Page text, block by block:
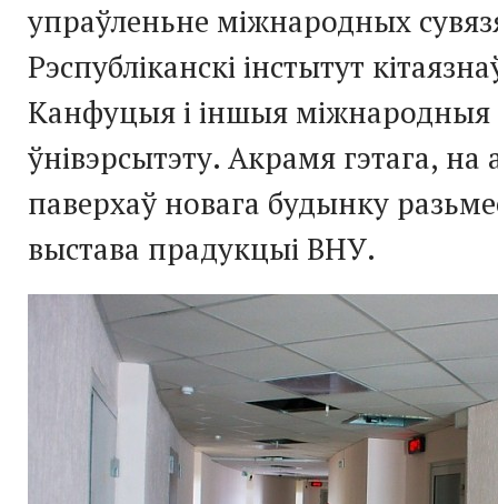
упраўленьне міжнародных
Рэспубліканскі інстытут
Канфуцыя і іншыя міжнародныя
ўнівэрсытэту. Акрамя гэтага,
паверхаў новага будынку
выстава прадукцыі ВНУ.